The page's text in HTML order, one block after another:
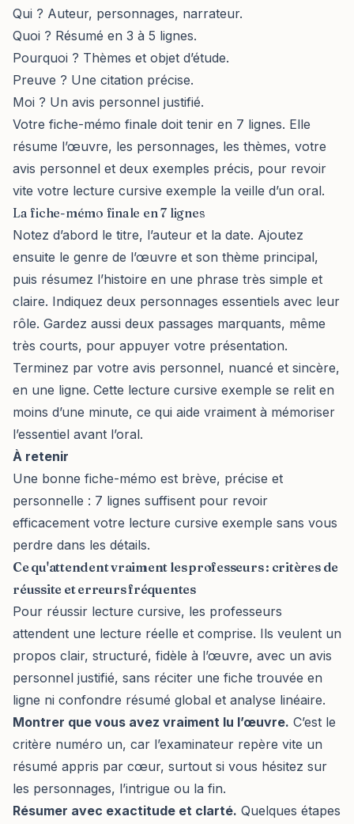
Qui ? Auteur, personnages, narrateur.
Quoi ? Résumé en 3 à 5 lignes.
Pourquoi ? Thèmes et objet d’étude.
Preuve ? Une citation précise.
Moi ? Un avis personnel justifié.
Votre fiche-mémo finale doit tenir en 7 lignes. Elle
résume l’œuvre, les personnages, les thèmes, votre
avis personnel et deux exemples précis, pour revoir
vite votre lecture cursive exemple la veille d’un oral.
La fiche-mémo finale en 7 lignes
Notez d’abord le titre, l’auteur et la date. Ajoutez
ensuite le genre de l’œuvre et son thème principal,
puis résumez l’histoire en une phrase très simple et
claire. Indiquez deux personnages essentiels avec leur
rôle. Gardez aussi deux passages marquants, même
très courts, pour appuyer votre présentation.
Terminez par votre avis personnel, nuancé et sincère,
en une ligne. Cette lecture cursive exemple se relit en
moins d’une minute, ce qui aide vraiment à mémoriser
l’essentiel avant l’oral.
À retenir
Une bonne fiche-mémo est brève, précise et
personnelle : 7 lignes suffisent pour revoir
efficacement votre lecture cursive exemple sans vous
perdre dans les détails.
Ce qu'attendent vraiment les professeurs : critères de
réussite et erreurs fréquentes
Pour réussir lecture cursive, les professeurs
attendent une lecture réelle et comprise. Ils veulent un
propos clair, structuré, fidèle à l’œuvre, avec un avis
personnel justifié, sans réciter une fiche trouvée en
ligne ni confondre résumé global et analyse linéaire.
Montrer que vous avez vraiment lu l’œuvre. C’est le
critère numéro un, car l’examinateur repère vite un
résumé appris par cœur, surtout si vous hésitez sur
les personnages, l’intrigue ou la fin.
Résumer avec exactitude et clarté. Quelques étapes